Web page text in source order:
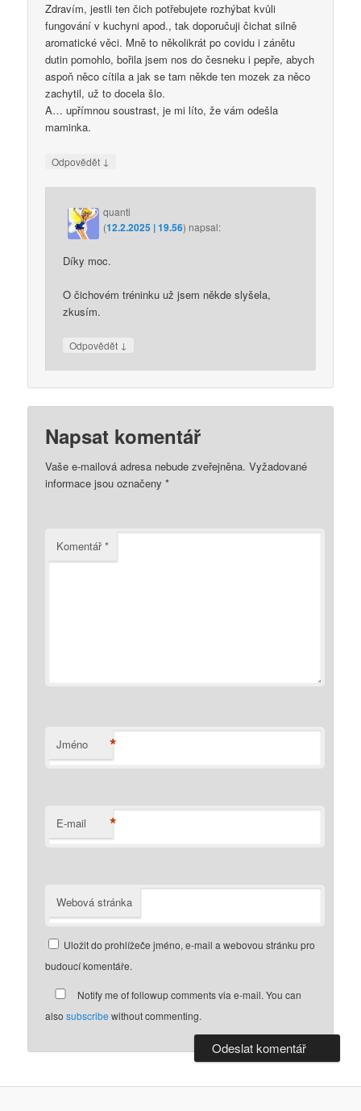
Zdravím, jestli ten čich potřebujete rozhýbat kvůli
fungování v kuchyni apod., tak doporučuji čichat silně
aromatické věci. Mně to několikrát po covidu i zánětu
dutin pomohlo, bořila jsem nos do česneku i pepře, abych
aspoň něco cítila a jak se tam někde ten mozek za něco
zachytil, už to docela šlo.
A… upřímnou soustrast, je mi líto, že vám odešla
maminka.
Odpovědět ↓
quanti
(12.2.2025 | 19.56) napsal:
Díky moc.
O čichovém tréninku už jsem někde slyšela,
zkusím.
Odpovědět ↓
Napsat komentář
Vaše e-mailová adresa nebude zveřejněna. Vyžadované
informace jsou označeny*
Komentář*
Jméno *
E-mail *
Webová stránka
Uložit do prohlížeče jméno, e-mail a webovou stránku pro
budoucí komentáře.
Notify me of followup comments via e-mail. You can
alsosubscribe without commenting.